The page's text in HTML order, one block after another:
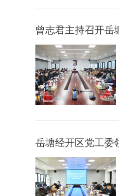
曾志君主持召开岳
岳塘经开区党工委